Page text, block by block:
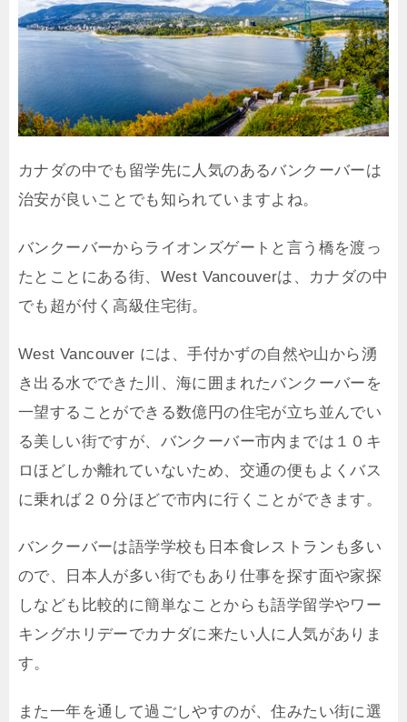
カナダの中でも留学先に人気のあるバンクーバーは
治安が良いことでも知られていますよね。
バンクーバーからライオンズゲートと言う橋を渡っ
たとことにある街、West Vancouverは、カナダの中
でも超が付く高級住宅街。
West Vancouver には、手付かずの自然や山から湧
き出る水でできた川、海に囲まれたバンクーバーを
一望することができる数億円の住宅が立ち並んでい
る美しい街ですが、バンクーバー市内までは１０キ
ロほどしか離れていないため、交通の便もよくバス
に乗れば２０分ほどで市内に行くことができます。
バンクーバーは語学学校も日本食レストランも多い
ので、日本人が多い街でもあり仕事を探す面や家探
しなども比較的に簡単なことからも語学留学やワー
キングホリデーでカナダに来たい人に人気がありま
す。
また一年を通して過ごしやすのが、住みたい街に選